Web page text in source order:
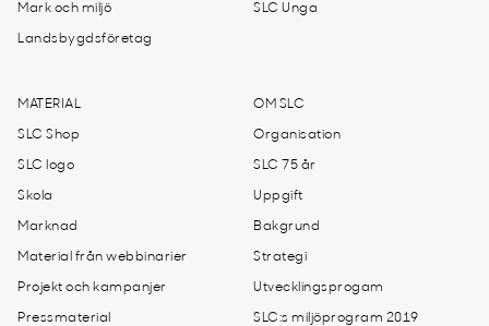
Mark och miljö
Landsbygdsföretag
SLC Unga
MATERIAL
SLC Shop
SLC logo
Skola
Marknad
Material från webbinarier
Projekt och kampanjer
Pressmaterial
OM SLC
Organisation
SLC 75 år
Uppgift
Bakgrund
Strategi
Utvecklingsprogam
SLC:s miljöprogram 2019